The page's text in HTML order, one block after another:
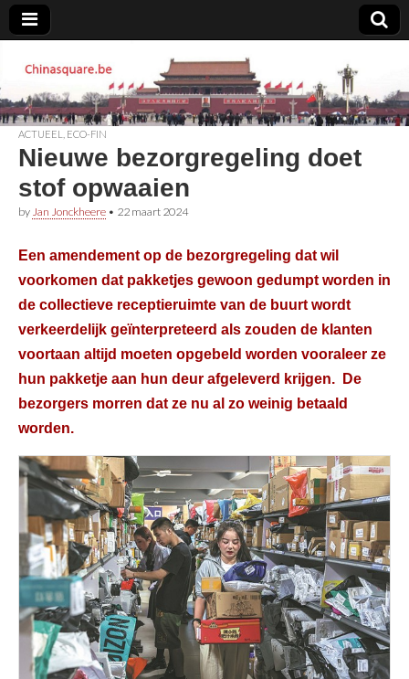
Chinasquare.be
ACTUEEL ECO-FIN
Nieuwe bezorgregeling doet
stof opwaaien
by Jan Jonckheere • 22 maart 2024
Een amendement op de bezorgregeling dat wil
voorkomen dat pakketjes gewoon gedumpt worden in
de collectieve receptieruimte van de buurt wordt
verkeerdelijk geïnterpreteerd als zouden de klanten
voortaan altijd moeten opgebeld worden vooraleer ze
hun pakketje aan hun deur afgeleverd krijgen. De
bezorgers morren dat ze nu al zo weinig betaald
worden.